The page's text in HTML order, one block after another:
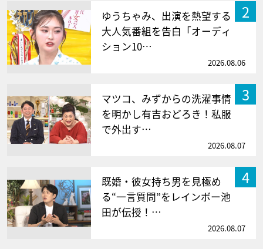
2
ゆうちゃみ、出演を熱望する
大人気番組を告白「オーディ
ション10…
2026.08.06
3
マツコ、みずからの洗濯事情
を明かし有吉おどろき！私服
で外出す…
2026.08.07
4
既婚・彼女持ち男を見極め
る“一言質問”をレインボー池
田が伝授！…
2026.08.07